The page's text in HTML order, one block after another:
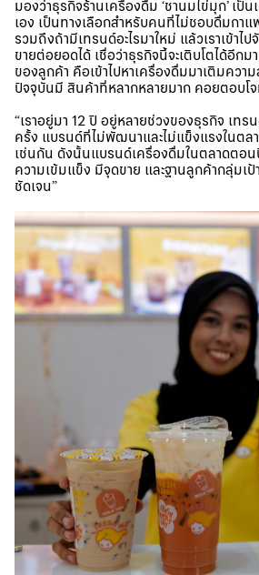
มองว่าธุรกิจร้านเครื่องดื่ม ‘ชานมไข่มุก’ เป็
เอง เป็นทางเลือกสำหรับคนที่ไม่ชอบดื่มกาแ
รวมถึงถ้ามีเทรนด์อะไรมาใหม่ แล้วเราเข้าไ
ขายต่อยอดได้ เชื่อว่าธุรกิจนี้จะเติบโตได้อีกม
ของลูกค้า คือเข้าไปหาเครื่องดื่มมาเติมควา
ปัจจุบันมี สินค้าที่หลากหลายมาก คอยตอบโ
“เราอยู่มา 12 ปี อยู่หลายช่วงของธุรกิจ เท
ครั้ง แบรนด์ที่ไม่พัฒนาและไม่แข็งแรงในตล
เช่นกัน ดังนั้นแบรนด์เครื่องดื่มในตลาดตอ
ความเข้มแข็ง มีจุดขาย และฐานลูกค้ากลุ่มเ
ชัดเจน”